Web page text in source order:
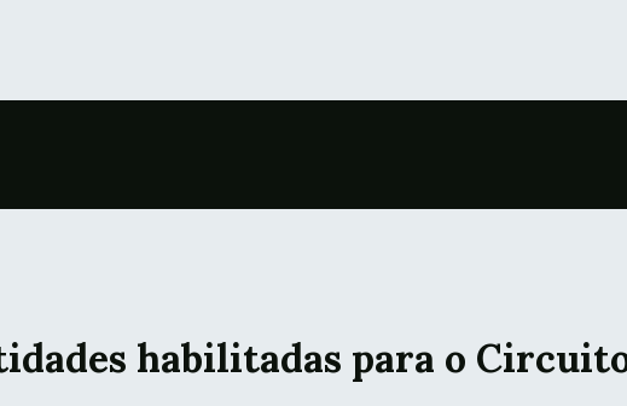
habilitadas para o